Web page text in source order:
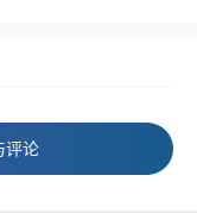
评论